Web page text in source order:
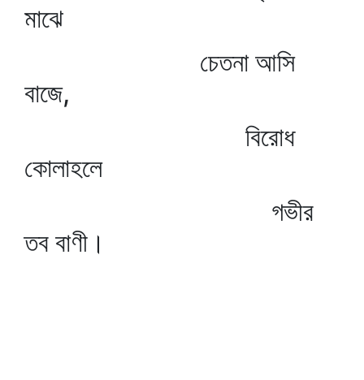
মাঝে
চেতনা আসি
বাজে,
বিরোধ
কোলাহলে
গভীর
তব বাণী।